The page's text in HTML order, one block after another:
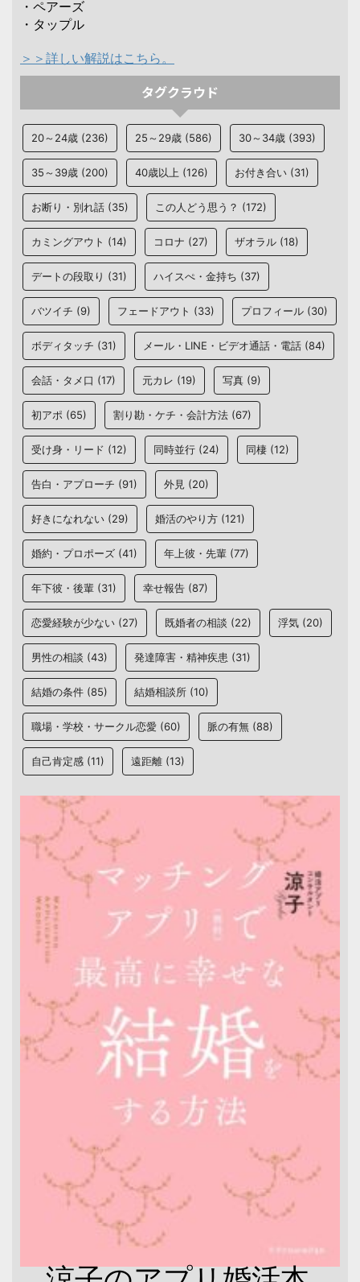
・ペアーズ
・タップル
＞＞詳しい解説はこちら。
タグクラウド
20～24歳 (236) 25～29歳 (586) 30～34歳 (393)
35～39歳 (200) 40歳以上 (126) お付き合い (31)
お断り・別れ話 (35) この人どう思う？ (172)
カミングアウト (14) コロナ (27) ザオラル (18)
デートの段取り (31) ハイスぺ・金持ち (37)
バツイチ (9) フェードアウト (33) プロフィール (30)
ボディタッチ (31) メール・LINE・ビデオ通話・電話 (84)
会話・タメ口 (17) 元カレ (19) 写真 (9)
初アポ (65) 割り勘・ケチ・会計方法 (67)
受け身・リード (12) 同時並行 (24) 同棲 (12)
告白・アプローチ (91) 外見 (20)
好きになれない (29) 婚活のやり方 (121)
婚約・プロポーズ (41) 年上彼・先輩 (77)
年下彼・後輩 (31) 幸せ報告 (87)
恋愛経験が少ない (27) 既婚者の相談 (22) 浮気 (20)
男性の相談 (43) 発達障害・精神疾患 (31)
結婚の条件 (85) 結婚相談所 (10)
職場・学校・サークル恋愛 (60) 脈の有無 (88)
自己肯定感 (11) 遠距離 (13)